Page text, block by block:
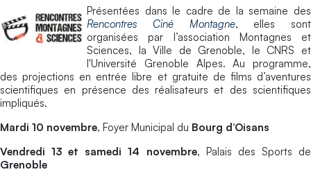
Présentées dans le cadre de la semaine des
Rencontres Ciné Montagne, elles sont
organisées par l’association Montagnes et
Sciences, la Ville de Grenoble, le CNRS et
l'Université Grenoble Alpes. Au programme,
des projections en entrée libre et gratuite de films d’aventures
scientifiques en présence des réalisateurs et des scientifiques
impliqués.
Mardi 10 novembre, Foyer Municipal du Bourg d’Oisans
Vendredi 13 et samedi 14 novembre, Palais des Sports de
Grenoble